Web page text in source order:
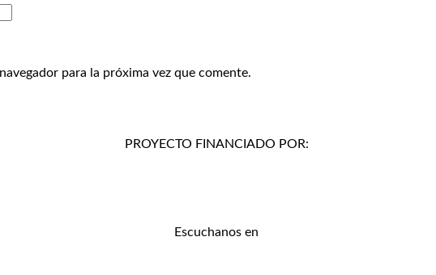
para la próxima vez que comente.
PROYECTO FINANCIADO POR:
Escuchanos en